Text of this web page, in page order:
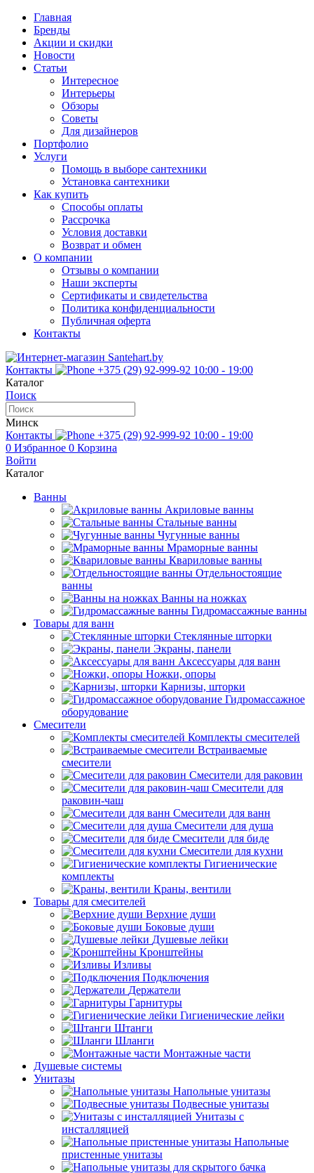
Главная
Бренды
Акции и скидки
Новости
Статьи
Интересное
Интерьеры
Обзоры
Советы
Для дизайнеров
Портфолио
Услуги
Помощь в выборе сантехники
Установка сантехники
Как купить
Способы оплаты
Рассрочка
Условия доставки
Возврат и обмен
О компании
Отзывы о компании
Наши эксперты
Сертификаты и свидетельства
Политика конфиденциальности
Публичная оферта
Контакты
Контакты +375 (29) 92-999-92 10:00 - 19:00
Каталог
Поиск
Минск
Контакты
+375 (29) 92-999-92 10:00 - 19:00
0 Избранное 0 Корзина
Войти
Каталог
Ванны
Акриловые ванны
Стальные ванны
Чугунные ванны
Мраморные ванны
Квариловые ванны
Отдельностоящие
ванны
Ванны на ножках
Гидромассажные ванны
Товары для ванн
Стеклянные шторки
Экраны, панели
Аксессуары для ванн
Ножки, опоры
Карнизы, шторки
Гидромассажное
оборудование
Смесители
Комплекты смесителей
Встраиваемые
смесители
Смесители для раковин
Смесители для
раковин-чаш
Смесители для ванн
Смесители для душа
Смесители для биде
Смесители для кухни
Гигиенические
комплекты
Краны, вентили
Товары для смесителей
Верхние души
Боковые души
Душевые лейки
Кронштейны
Изливы
Подключения
Держатели
Гарнитуры
Гигиенические лейки
Штанги
Шланги
Монтажные части
Душевые системы
Унитазы
Напольные унитазы
Подвесные унитазы
Унитазы с
инсталляцией
Напольные
пристенные унитазы